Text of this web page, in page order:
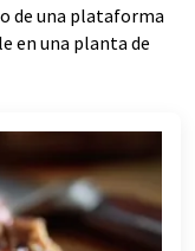
de una plataforma
en una planta de